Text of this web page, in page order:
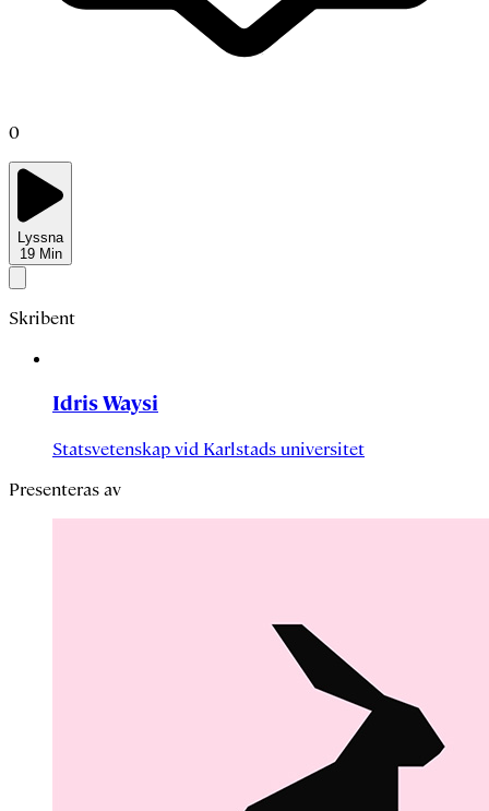
0
Lyssna
19 Min
Skribent
Idris Waysi
Statsvetenskap vid Karlstads universitet
Presenteras av